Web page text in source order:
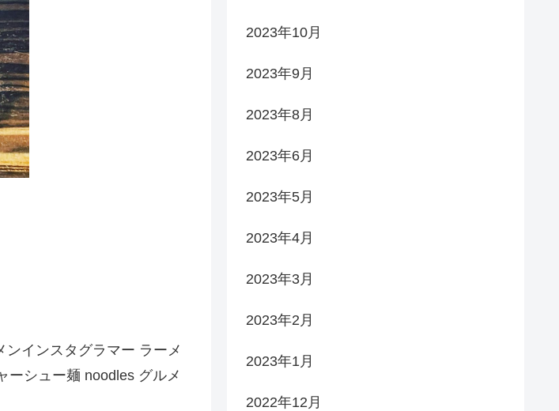
インスタグラマー ラーメ
ーシュー麺 noodles グルメ
2023年10月
2023年9月
2023年8月
2023年6月
2023年5月
2023年4月
2023年3月
2023年2月
2023年1月
2022年12月